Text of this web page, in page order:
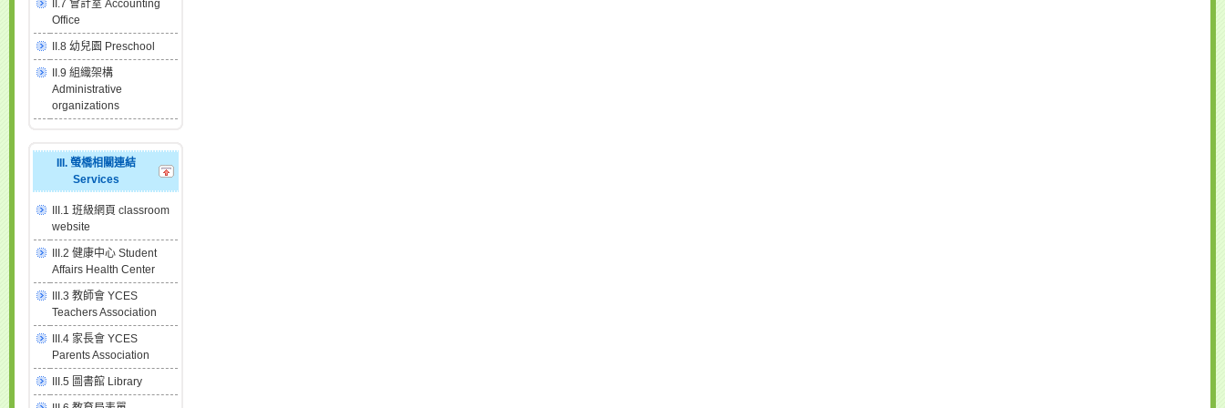
II.7 會計室 Accounting
Office
II.8 幼兒園 Preschool
II.9 組織架構
Administrative
organizations
III. 螢橋相關連結
Services
III.1 班級網頁 classroom
website
III.2 健康中心 Student
Affairs Health Center
III.3 教師會 YCES
Teachers Association
III.4 家長會 YCES
Parents Association
III.5 圖書館 Library